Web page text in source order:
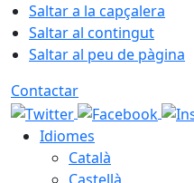
Saltar a la capçalera
Saltar al contingut
Saltar al peu de pàgina
Contactar
Idiomes
Català